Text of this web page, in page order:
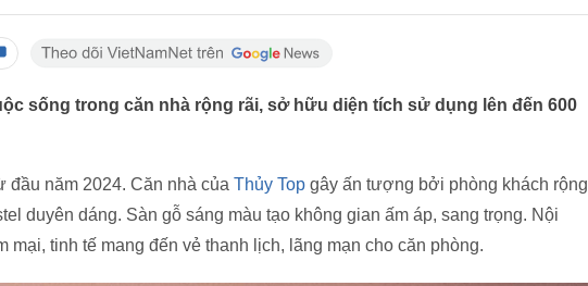
sống trong căn nhà rộng rãi, sở hữu diện tích sử dụng lên đến 600
đầu năm 2024. Căn nhà của Thủy Top gây ấn tượng bởi phòng khách rộng
duyên dáng. Sàn gỗ sáng màu tạo không gian ấm áp, sang trọng. Nội
mại, tinh tế mang đến vẻ thanh lịch, lãng mạn cho căn phòng.